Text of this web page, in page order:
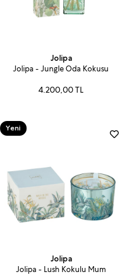
Jolipa
Jolipa - Jungle Oda Kokusu
4.200,00 TL
Jolipa
Jolipa - Lush Kokulu Mum
Yeni